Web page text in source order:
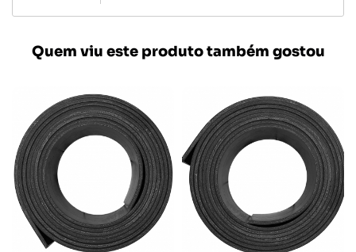
Quem viu este produto também gostou